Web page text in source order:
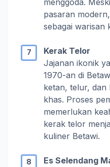
menggoda.
pasaran
sebagai warisan
Kerak Telor
Jajanan ikonik
1970-an di
ketan, telur, dan
khas. Proses
memerlukan
kerak telor
kuliner Betawi.
Es Selendang